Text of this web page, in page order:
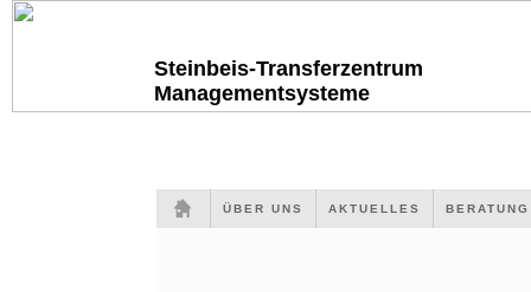
Steinbeis-Transferzentrum
Managementsysteme
ÜBER UNS AKTUELLES